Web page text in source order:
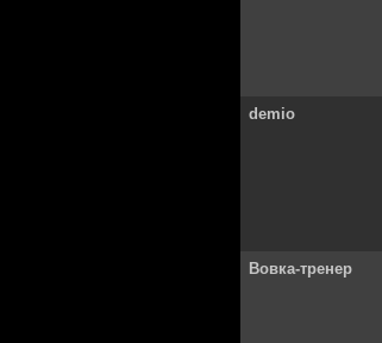
demio
Вовка-тренер